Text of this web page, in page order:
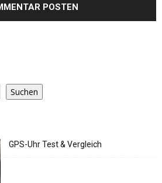
Suchen
GPS-Uhr Test & Vergleich